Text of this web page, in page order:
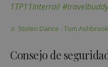
1TP11Interrail#travelbuddy
♬ Stolen Dance - Tom
Consejo de